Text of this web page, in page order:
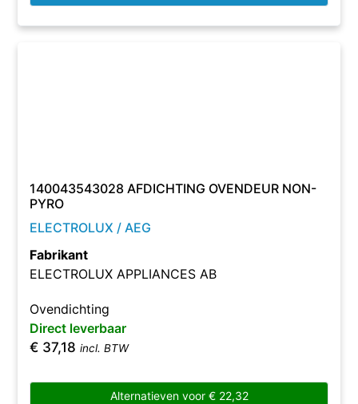
140043543028 AFDICHTING OVENDEUR NON-
PYRO
ELECTROLUX / AEG
Fabrikant
ELECTROLUX APPLIANCES AB
Ovendichting
Direct leverbaar
€ 37,18 incl. BTW
Alternatieven voor €22,32